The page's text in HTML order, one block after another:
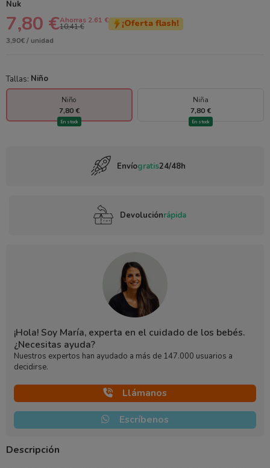
Nuk
7,80 €Ahorras 2.61 €
10,41 € ¡Oferta flash!
3,90€ / unidad
Tallas: Niño
Niño
7,80 €
En stock
Niña
7,80 €
En stock
Envíogratis24/48h
Devoluciónrápida
¡Hola! Soy María, experta en el cuidado de los bebés.
¿Necesitas ayuda?
Nuestros expertos han ayudado a más de 147.000 usuarios a
decidirse.
Llámanos
Escríbenos
Descripción